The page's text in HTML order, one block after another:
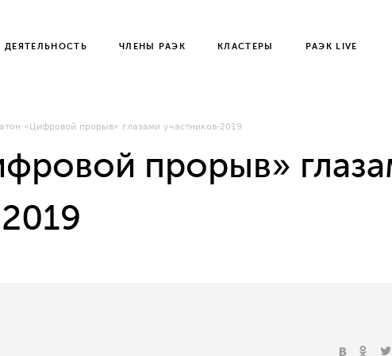
ДЕЯТЕЛЬНОСТЬ ЧЛЕНЫ РАЭК КЛАСТЕРЫ РАЭК LIVE
«Цифровой прорыв» глазами участников-2019
прорыв»